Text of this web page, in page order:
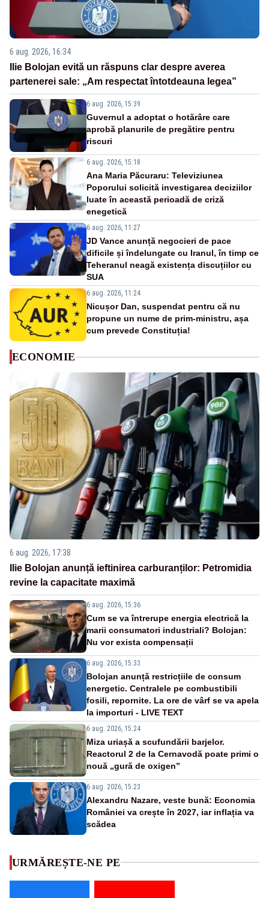
6 aug. 2026, 16:34
Ilie Bolojan evită un răspuns clar despre averea
partenerei sale: „Am respectat întotdeauna legea”
6 aug. 2026, 15:39
Guvernul a adoptat o hotărâre care
aprobă planurile de pregătire pentru
riscuri
6 aug. 2026, 15:18
Ana Maria Păcuraru: Televiziunea
Poporului solicită investigarea deciziilor
luate în această perioadă de criză
enegetică
6 aug. 2026, 11:27
JD Vance anunță negocieri de pace
dificile și îndelungate cu Iranul, în timp ce
Teheranul neagă existența discuțiilor cu
SUA
6 aug. 2026, 11:24
Nicușor Dan, suspendat pentru că nu
propune un nume de prim-ministru, așa
cum prevede Constituția!
ECONOMIE
6 aug. 2026, 17:38
Ilie Bolojan anunță ieftinirea carburanților: Petromidia
revine la capacitate maximă
6 aug. 2026, 15:36
Cum se va întrerupe energia electrică la
marii consumatori industriali? Bolojan:
Nu vor exista compensații
6 aug. 2026, 15:33
Bolojan anunță restricțiile de consum
energetic. Centralele pe combustibili
fosili, repornite. La ore de vârf se va apela
la importuri - LIVE TEXT
6 aug. 2026, 15:24
Miza uriașă a scufundării barjelor.
Reactorul 2 de la Cernavodă poate primi o
nouă „gură de oxigen”
6 aug. 2026, 15:23
Alexandru Nazare, veste bună: Economia
României va crește în 2027, iar inflația va
scădea
URMĂREȘTE-NE PE